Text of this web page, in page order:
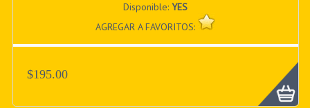
Disponible:YES
AGREGAR A FAVORITOS:
$195.00